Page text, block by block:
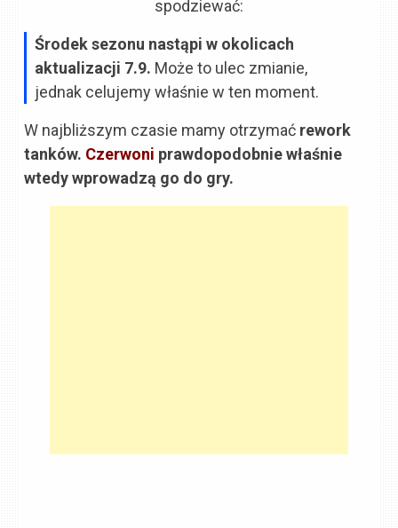
spodziewać:
Środek sezonu nastąpi w okolicach
aktualizacji 7.9. Może to ulec zmianie,
jednak celujemy właśnie w ten moment.
W najbliższym czasie mamy otrzymać rework
tanków. Czerwoni prawdopodobnie właśnie
wtedy wprowadzą go do gry.